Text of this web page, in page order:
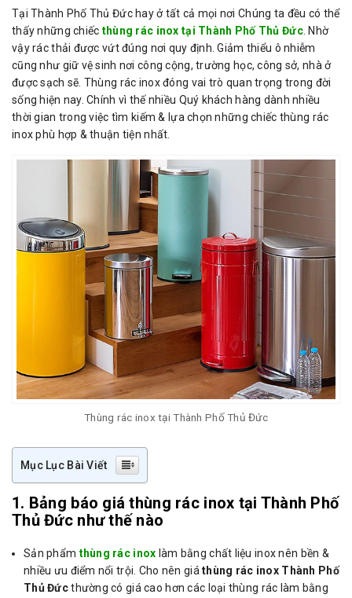
Tại Thành Phố Thủ Đức hay ở tất cả mọi nơi Chúng ta đều có thể
thấy những chiếc thùng rác inox tại Thành Phố Thủ Đức. Nhờ
vậy rác thải được vứt đúng nơi quy định. Giảm thiểu ô nhiễm
cũng như giữ vệ sinh nơi công cộng, trường học, công sở, nhà ở
được sạch sẽ. Thùng rác inox đóng vai trò quan trọng trong đời
sống hiện nay. Chính vì thế nhiều Quý khách hàng dành nhiều
thời gian trong việc tìm kiếm & lựa chọn những chiếc thùng rác
inox phù hợp & thuận tiện nhất.
Thùng rác inox tại Thành Phố Thủ Đức
Mục Lục Bài Viết
1. Bảng báo giá thùng rác inox tại Thành Phố
Thủ Đức như thế nào
Sản phẩm thùng rác inox làm bằng chất liệu inox nên bền &
nhiều ưu điểm nổi trội. Cho nên giáthùng rác inox Thành Phố
Thủ Đứcthường có giá cao hơn các loại thùng rác làm bằng